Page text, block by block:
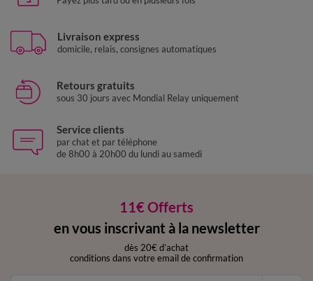
Livraison express
domicile, relais, consignes automatiques
Retours gratuits
sous 30 jours avec Mondial Relay uniquement
Service clients
par chat et par téléphone
de 8h00 à 20h00 du lundi au samedi
11€ Offerts
en vous inscrivant à la newsletter
dès 20€ d’achat
conditions dans votre email de confirmation